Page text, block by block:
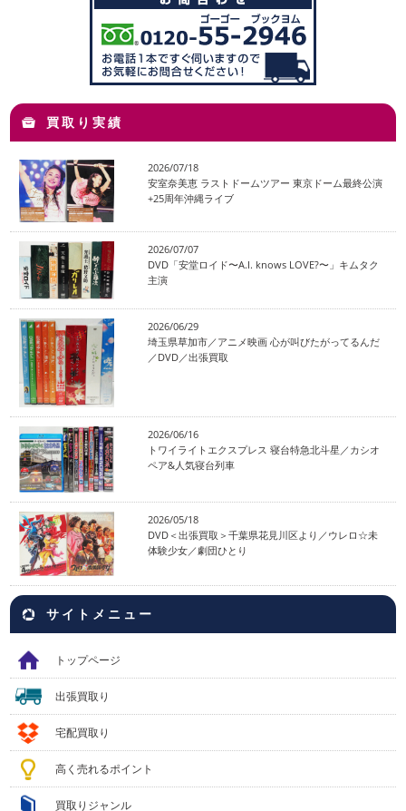
買取り実績
2026/07/18
安室奈美恵 ラストドームツアー 東京ドーム最終公演
+25周年沖縄ライブ
2026/07/07
DVD「安堂ロイド〜A.I. knows LOVE?〜」キムタク
主演
2026/06/29
埼玉県草加市／アニメ映画 心が叫びたがってるんだ
／DVD／出張買取
2026/06/16
トワイライトエクスプレス 寝台特急北斗星／カシオ
ペア&人気寝台列車
2026/05/18
DVD＜出張買取＞千葉県花見川区より／ウレロ☆未
体験少女／劇団ひとり
サイトメニュー
トップページ
出張買取り
宅配買取り
高く売れるポイント
買取りジャンル